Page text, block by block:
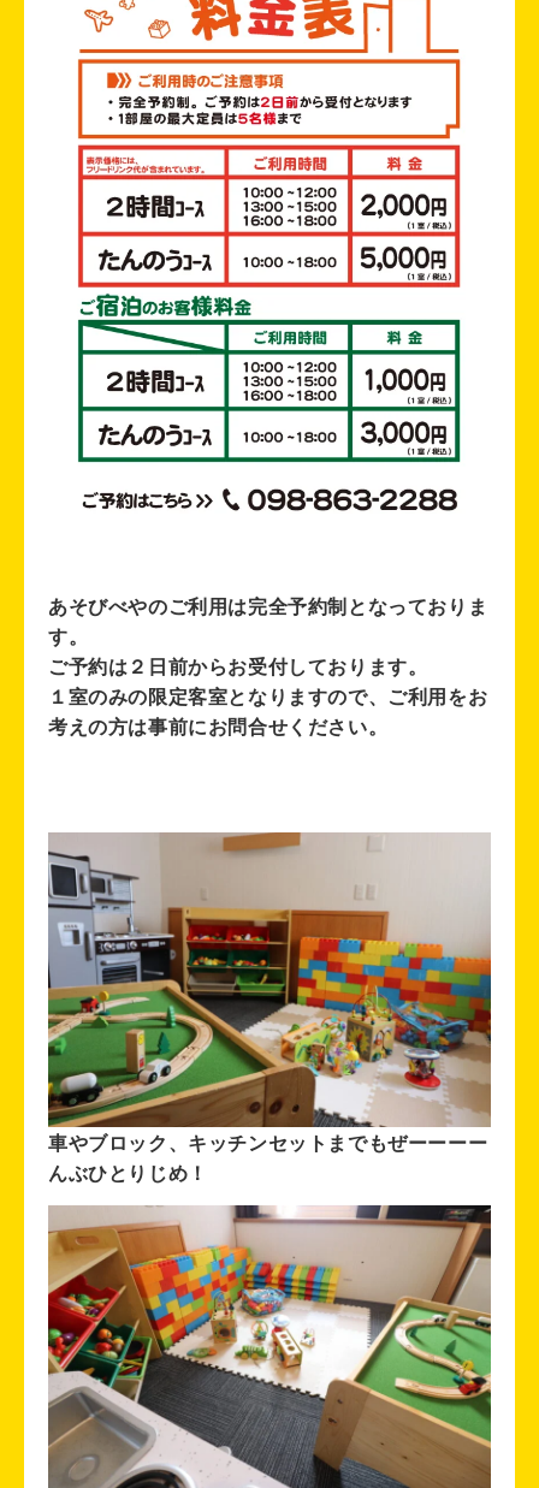
あそびべやのご利用は完全予約制となっておりま
す。
ご予約は２日前からお受付しております。
１室のみの限定客室となりますので、ご利用をお
考えの方は事前にお問合せください。
車やブロック、キッチンセットまでもぜーーーー
んぶひとりじめ！